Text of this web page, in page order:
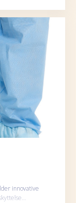
innovative